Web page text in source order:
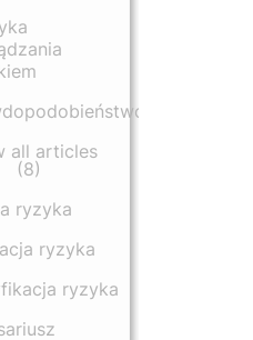
all articles
(8)
ryzyka
ryzyka
ryzyka